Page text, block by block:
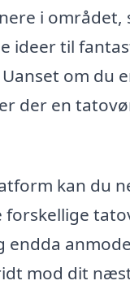
i området,
ideer til
om du
der en
kan du
forskellige
mod dit